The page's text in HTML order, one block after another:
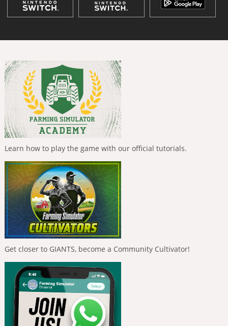
Learn how to play the game with our official tutorials.
Get closer to GIANTS, become a Community Cultivator!